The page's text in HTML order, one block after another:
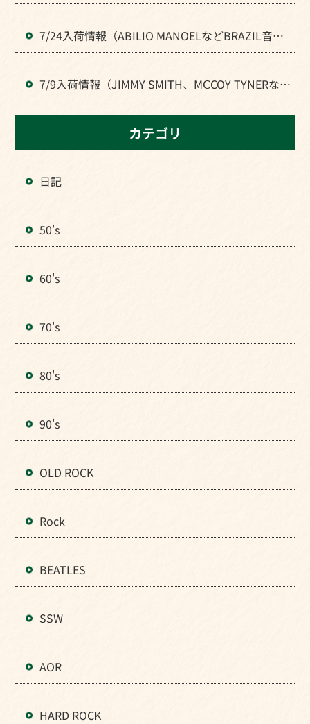
7/24入荷情報（ABILIO MANOELなどBRAZIL音楽
のLPが入荷）
7/9入荷情報（JIMMY SMITH、MⅭCOY TYNERなど
JAZZの人気LPが入荷）
カテゴリ
日記
50's
60's
70's
80's
90's
OLD ROCK
Rock
BEATLES
SSW
AOR
HARD ROCK